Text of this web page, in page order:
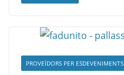
PROVEÏDORS PER ESDEVENIMENTS